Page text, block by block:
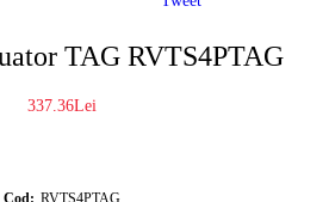
TAG RVTS4PTAG
337.36Lei